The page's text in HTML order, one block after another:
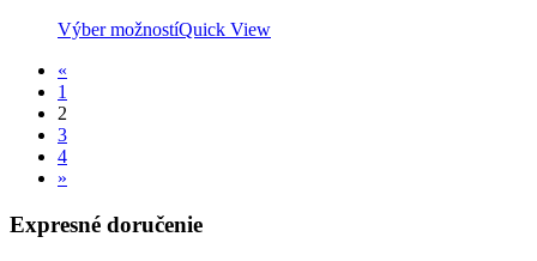
Výber možnostíQuick View
«
1
2
3
4
»
Expresné doručenie